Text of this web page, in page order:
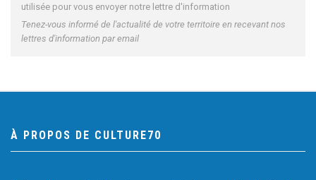
utilisée pour vous envoyer notre lettre d'information
Tenez-vous informé de l'actualité de votre territoire en recevant nos
lettres d'information par email
À PROPOS DE CULTURE70